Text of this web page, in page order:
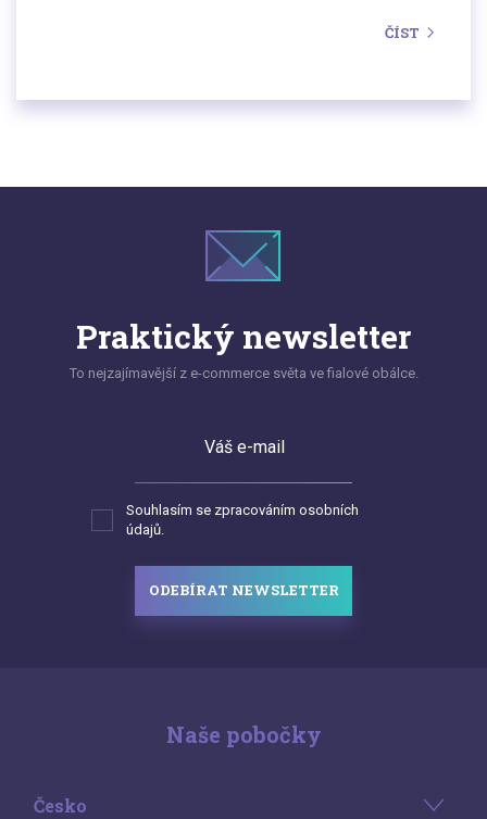
automatizují. Jaká je realita ženského online světa,
trh?
ČÍST
Praktický newsletter
To nejzajímavější z e-commerce světa ve fialové obálce.
Váš e-mail
Souhlasím se zpracováním osobních
údajů.
ODEBÍRAT NEWSLETTER
Naše pobočky
Česko